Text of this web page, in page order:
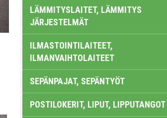
LÄMMITYSLAITET, LÄMMITYS
JÄRJESTELMÄT
ILMASTOINTILAITEET,
ILMANVAIHTOLAITEET
SEPÄNPAJAT, SEPÄNTYÖT
POSTILOKERIT, LIPUT, LIPPUTANGOT